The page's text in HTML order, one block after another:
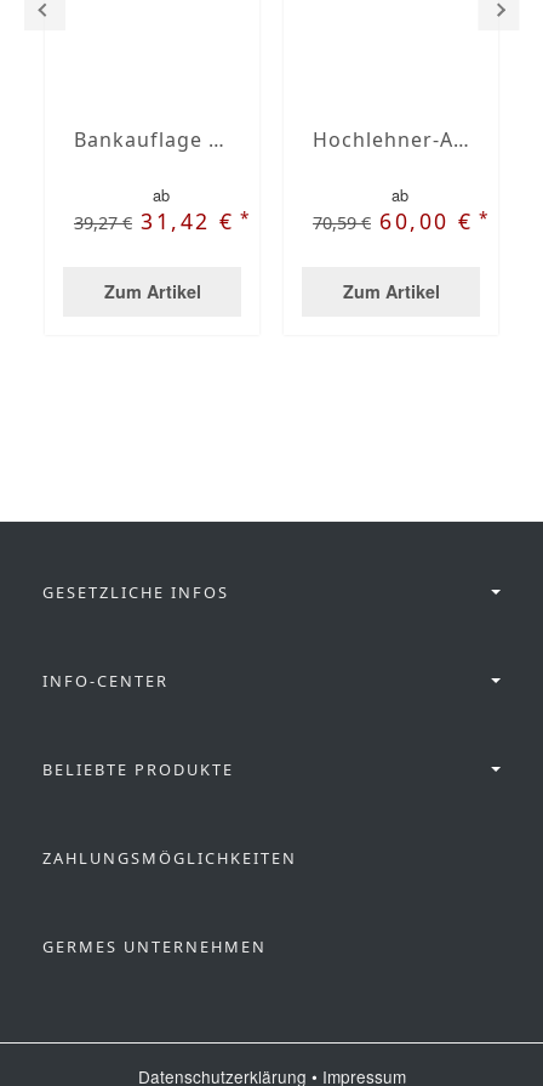
Bankauflage nach Maß mit Stegsaum
ab
39,27 € 31,42 €*
Zum Artikel
Hochlehner-Auflagen mit Stegsaum nach Maß
ab
70,59 € 60,00 €*
Zum Artikel
GESETZLICHE INFOS
INFO-CENTER
BELIEBTE PRODUKTE
ZAHLUNGSMÖGLICHKEITEN
GERMES UNTERNEHMEN
Datenschutzerklärung • Impressum